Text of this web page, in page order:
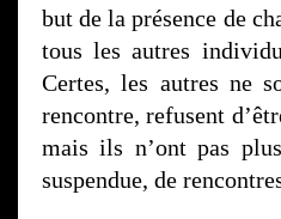
but de la présence de
tous les autres
Certes, les autres ne
rencontre, refusent
mais ils n’ont pas
suspendue, de